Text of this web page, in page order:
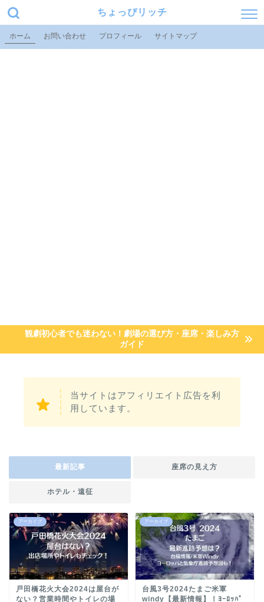
ちょっぴリッチ
ホーム お問い合わせ プロフィール サイトマップ
観劇初心者でも迷わない！劇場の選び方・座席・楽しみ方
ガイド
当サイトはアフィリエイト広告を利
用しています。
最新記事 座席の見え方
ホテル・遠征
アーカイブ
戸田橋花火大会2024は屋台が
ない？営業時間やトイレの場
アーカイブ
台風3号2024たまご米軍
windy【最新情報】！ﾖｰﾛｯﾊﾟ